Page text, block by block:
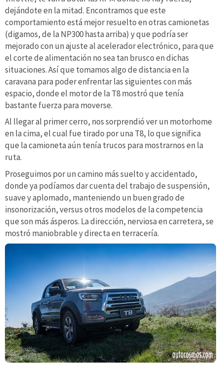
dejándote en la mitad. Encontramos que este
comportamiento está mejor resuelto en otras camionetas
(digamos, de la NP300 hasta arriba) y que podría ser
mejorado con un ajuste al acelerador electrónico, para que
el corte de alimentación no sea tan brusco en dichas
situaciones. Así que tomamos algo de distancia en la
caravana para poder enfrentar las siguientes con más
espacio, donde el motor de la T8 mostró que tenía
bastante fuerza para moverse.
Al llegar al primer cerro, nos sorprendió ver un motorhome
en la cima, el cual fue tirado por una T8, lo que significa
que la camioneta aún tenía trucos para mostrarnos en la
ruta.
Proseguimos por un camino más suelto y accidentado,
donde ya podíamos dar cuenta del trabajo de suspensión,
suave y aplomado, manteniendo un buen grado de
insonorización, versus otros modelos de la competencia
que son más ásperos. La dirección, nerviosa en carretera, se
mostró maniobrable y directa en terracería.